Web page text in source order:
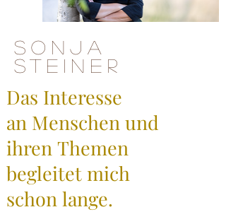
Sonja
Steiner
Das Interesse
an Menschen und
ihren Themen
begleitet mich
schon lange.